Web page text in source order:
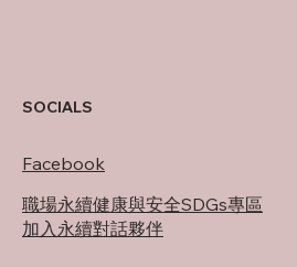
SOCIALS
職場永續健康與安全SDGs專區
Facebook
加入永續對話夥伴